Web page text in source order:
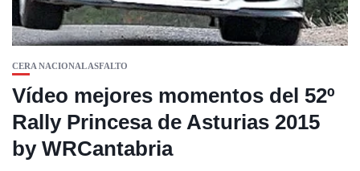
CERA NACIONAL ASFALTO
Vídeo mejores momentos del 52º
Rally Princesa de Asturias 2015
by WRCantabria